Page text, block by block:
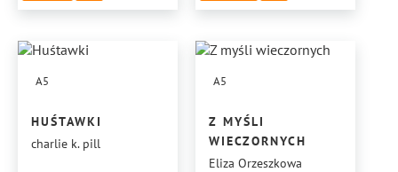
A5
HUŚTAWKI
charlie k. pill
A5
Z MYŚLI
WIECZORNYCH
Eliza Orzeszkowa